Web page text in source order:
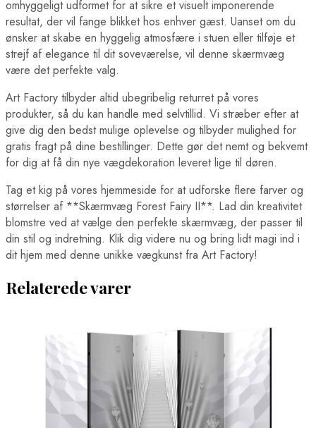
omhyggeligt udformet for at sikre et visuelt imponerende
resultat, der vil fange blikket hos enhver gæst. Uanset om du
ønsker at skabe en hyggelig atmosfære i stuen eller tilføje et
strejf af elegance til dit soveværelse, vil denne skærmvæg
være det perfekte valg.
Art Factory tilbyder altid ubegribelig returret på vores
produkter, så du kan handle med selvtillid. Vi stræber efter at
give dig den bedst mulige oplevelse og tilbyder mulighed for
gratis fragt på dine bestillinger. Dette gør det nemt og bekvemt
for dig at få din nye vægdekoration leveret lige til døren.
Tag et kig på vores hjemmeside for at udforske flere farver og
størrelser af **Skærmvæg Forest Fairy II**. Lad din kreativitet
blomstre ved at vælge den perfekte skærmvæg, der passer til
din stil og indretning. Klik dig videre nu og bring lidt magi ind i
dit hjem med denne unikke vægkunst fra Art Factory!
Relaterede varer